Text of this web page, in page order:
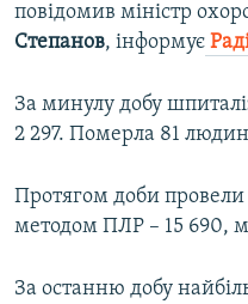
повідомив міністр
Степанов, інформує
За минулу добу
2 297. Померла 81
Протягом доби провели
методом ПЛР – 15 690,
За останню добу